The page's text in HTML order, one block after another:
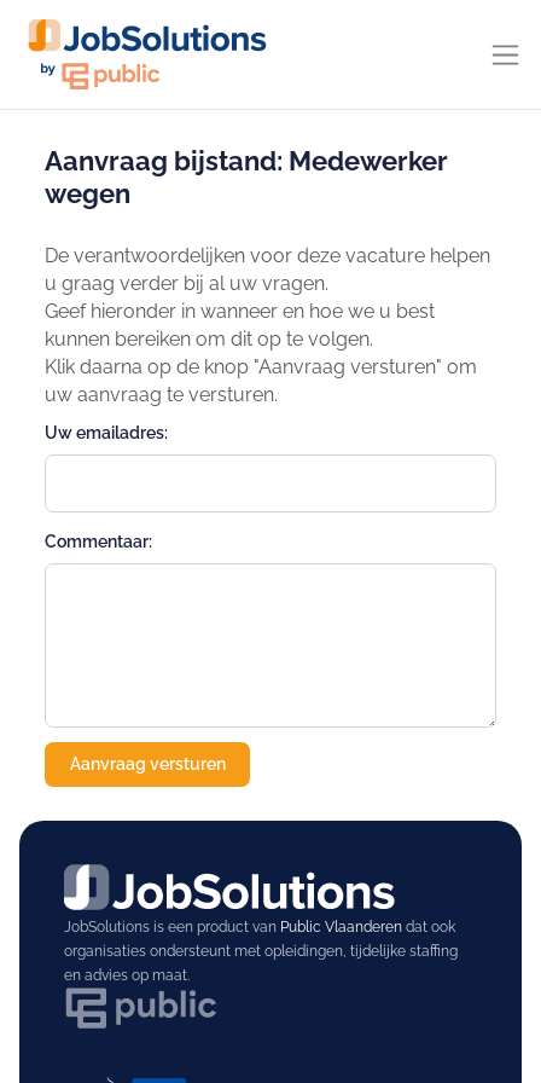
Aanvraag bijstand: Medewerker
wegen
De verantwoordelijken voor deze vacature helpen
u graag verder bij al uw vragen.
Geef hieronder in wanneer en hoe we u best
kunnen bereiken om dit op te volgen.
Klik daarna op de knop "Aanvraag versturen" om
uw aanvraag te versturen.
Uw emailadres:
Commentaar:
JobSolutions is een product van Public Vlaanderendat ook
organisaties ondersteunt met opleidingen, tijdelijke staffing
en advies op maat.